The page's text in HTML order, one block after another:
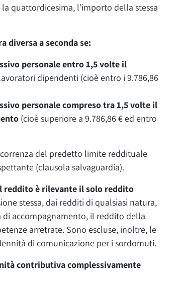
quattordicesima, l’importo della stessa
diversa a seconda se:
personale entro 1,5 volte il
dipendenti (cioè entro i 9.786,86
personale compreso tra 1,5 volte il
(cioè superiore a 9.786,86 € ed entro
del predetto limite reddituale
(clausola salvaguardia).
reddito è rilevante il solo reddito
stessa, dai redditi di qualsiasi natura,
accompagnamento, il reddito della
arretrate. Sono escluse, inoltre, le
di comunicazione per i sordomuti.
contributiva complessivamente